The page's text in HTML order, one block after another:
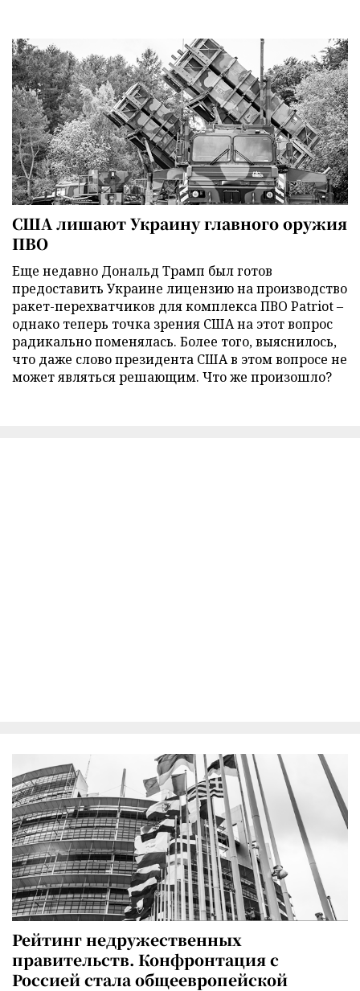
США лишают Украину главного оружия
ПВО
Еще недавно Дональд Трамп был готов
предоставить Украине лицензию на производство
ракет-перехватчиков для комплекса ПВО Patriot –
однако теперь точка зрения США на этот вопрос
радикально поменялась. Более того, выяснилось,
что даже слово президента США в этом вопросе не
может являться решающим. Что же произошло?
Рейтинг недружественных
правительств. Конфронтация с
Россией стала общеевропейской